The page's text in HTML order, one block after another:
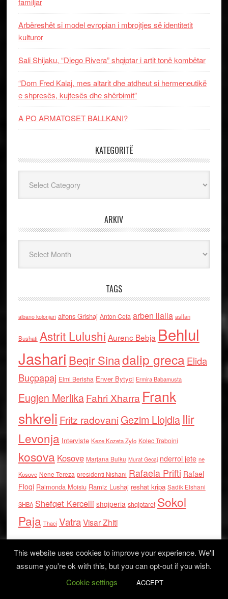
Arbëreshët si model evropian i mbrojtjes së identitetit
kulturor
Sali Shijaku, “Diego Rivera” shqiptar i artit tonë kombëtar
“Dom Fred Kalaj, mes altarit dhe atdheut si hermeneutikë
e shpresës, kujtesës dhe shërbimit”
A PO ARMATOSET BALLKANI?
KATEGORITË
ARKIV
TAGS
albano kolonjari alfons Grishaj Anton Cefa arben llalla asllan
Bushati Astrit Lulushi Aurenc Bebja Behlul
Jashari Beqir Sinadalip grecaElida
Buçpapaj Elmi Berisha Enver Bytyci Ermira Babamusta
Eugjen MerlikaFahri Xharra Frank
shkreli Fritz radovaniGezim Llojdia Ilir
Levonja Interviste Keze Kozeta Zylo Kolec Traboini
kosova Kosove Marjana Bulku Murat Gecaj nderroi jete ne
Kosove Nene Tereza presidenti Nishani Rafaela Prifti Rafael
Floqi Raimonda Moisiu Ramiz Lushaj reshat kripa Sadik Elshani
SHBA Shefqet Kercelli shqiperia shqiptaret Sokol
Paja Thaci VatraVisar Zhiti
Log in
This website uses cookies to improve your experience. We'll
assume you're ok with this, but you can opt-out if you wish.
Cookie settings
ACCEPT